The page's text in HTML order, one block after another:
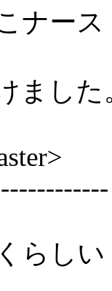
ナー
まし
らし